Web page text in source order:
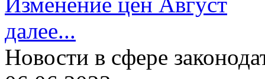
далее...
Новости в сфере